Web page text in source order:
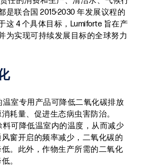
是联合国 2015-2030 年发展议程的
这 4 个具体目标，Lumiforte 旨在产
为实现可持续发展目标的全球努力
温室专用产品可降低二氧化碳排放
耗量、促进生态病虫害防治。
料可降低温室内的温度，从而减少
窗开启的频率减少，二氧化碳的
。此外，作物生产所需的二氧化
。